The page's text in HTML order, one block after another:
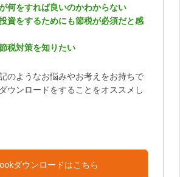
何をすれば良いのかわからない
資をするためにも節税が必須だと感
税対策を知りたい
のようなお悩みやお考えをお持ちで
ウンロードをすることをオススメし
ダウンロードはこちら